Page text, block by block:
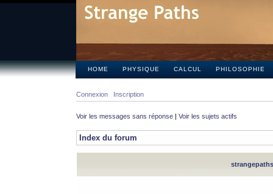
HOME PHYSIQUE CALCUL PHILOSOPHIE
Connexion Inscription
Voir les messages sans réponse | Voir les sujets actifs
Index du forum